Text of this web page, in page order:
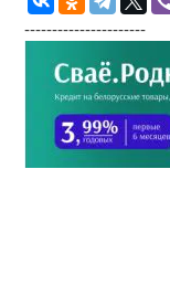
----------------------